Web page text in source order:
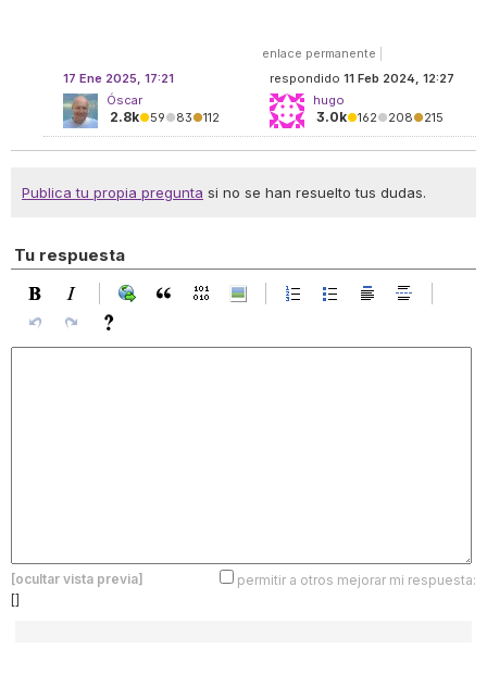
enlace permanente
respondido 11 Feb 2024, 12:27
hugo
3.0k●162●208●215
17 Ene 2025, 17:21
Óscar
2.8k●59●83●112
Publica tu propia pregunta si no se han resuelto tus dudas.
Tu respuesta
[ocultar vista previa]
permitir a otros mejorar mi respuesta:
[]